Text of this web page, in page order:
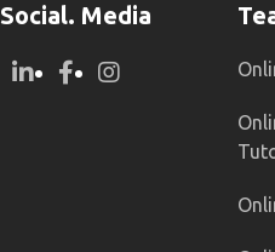
Social. Media